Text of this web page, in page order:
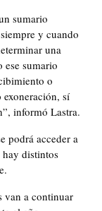
sumario
y cuando
una
ese sumario
o
exoneración, sí
informó Lastra.
podrá acceder a
hay distintos
van a continuar